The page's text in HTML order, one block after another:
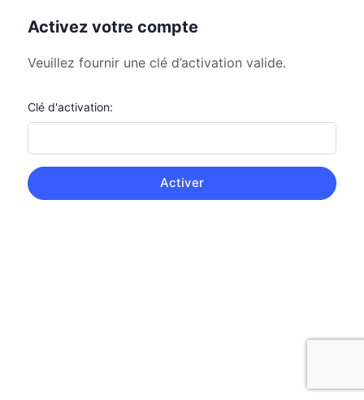
Activez votre compte
Veuillez fournir une clé d’activation valide.
Clé d'activation: